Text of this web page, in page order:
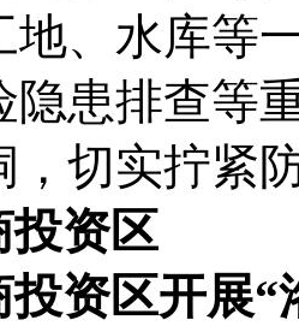
地、水库等
隐患排查等
，切实拧紧
投资区
资区开展“